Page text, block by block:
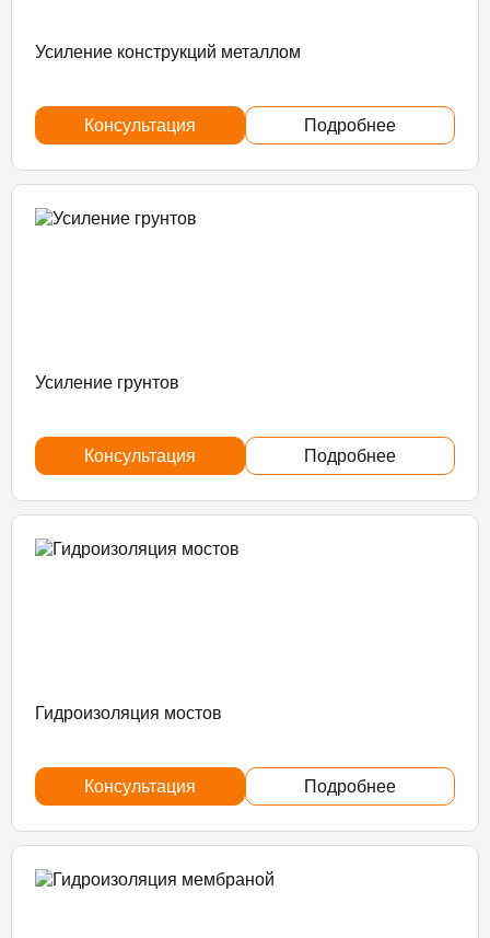
Усиление конструкций металлом
Консультация Подробнее
Усиление грунтов
Консультация Подробнее
Гидроизоляция мостов
Консультация Подробнее